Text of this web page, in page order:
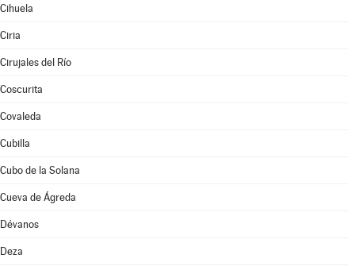
Cihuela
Ciria
Cirujales del Río
Coscurita
Covaleda
Cubilla
Cubo de la Solana
Cueva de Ágreda
Dévanos
Deza